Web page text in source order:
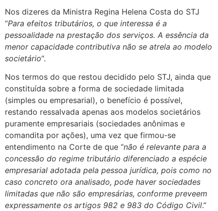
Nos dizeres da Ministra Regina Helena Costa do STJ
“Para efeitos tributários, o que interessa é a
pessoalidade na prestação dos serviços. A essência da
menor capacidade contributiva não se atrela ao modelo
societário“.
Nos termos do que restou decidido pelo STJ, ainda que
constituída sobre a forma de sociedade limitada
(simples ou empresarial), o benefício é possível,
restando ressalvada apenas aos modelos societários
puramente empresariais (sociedades anônimas e
comandita por ações), uma vez que firmou-se
entendimento na Corte de que “não é relevante para a
concessão do regime tributário diferenciado a espécie
empresarial adotada pela pessoa jurídica, pois como no
caso concreto ora analisado, pode haver sociedades
limitadas que não são empresárias, conforme preveem
expressamente os artigos 982 e 983 do Código Civil.”